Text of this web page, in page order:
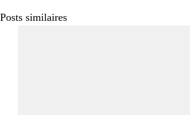
Posts similaires